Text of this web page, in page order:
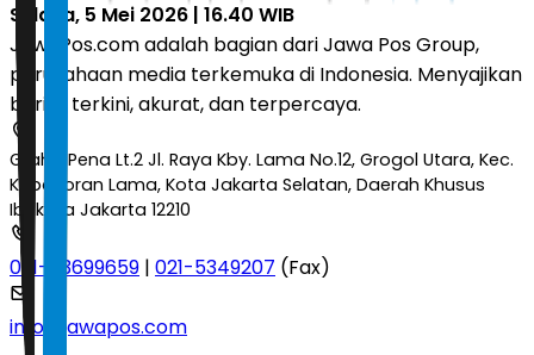
Selasa, 5 Mei 2026 | 16.40 WIB
JawaPos.com adalah bagian dari Jawa Pos Group,
perusahaan media terkemuka di Indonesia. Menyajikan
berita terkini, akurat, dan terpercaya.
Graha Pena Lt.2 Jl. Raya Kby. Lama No.12, Grogol Utara, Kec.
Kebayoran Lama, Kota Jakarta Selatan, Daerah Khusus
Ibukota Jakarta 12210
021-53699659 | 021-5349207 (Fax)
info@jawapos.com